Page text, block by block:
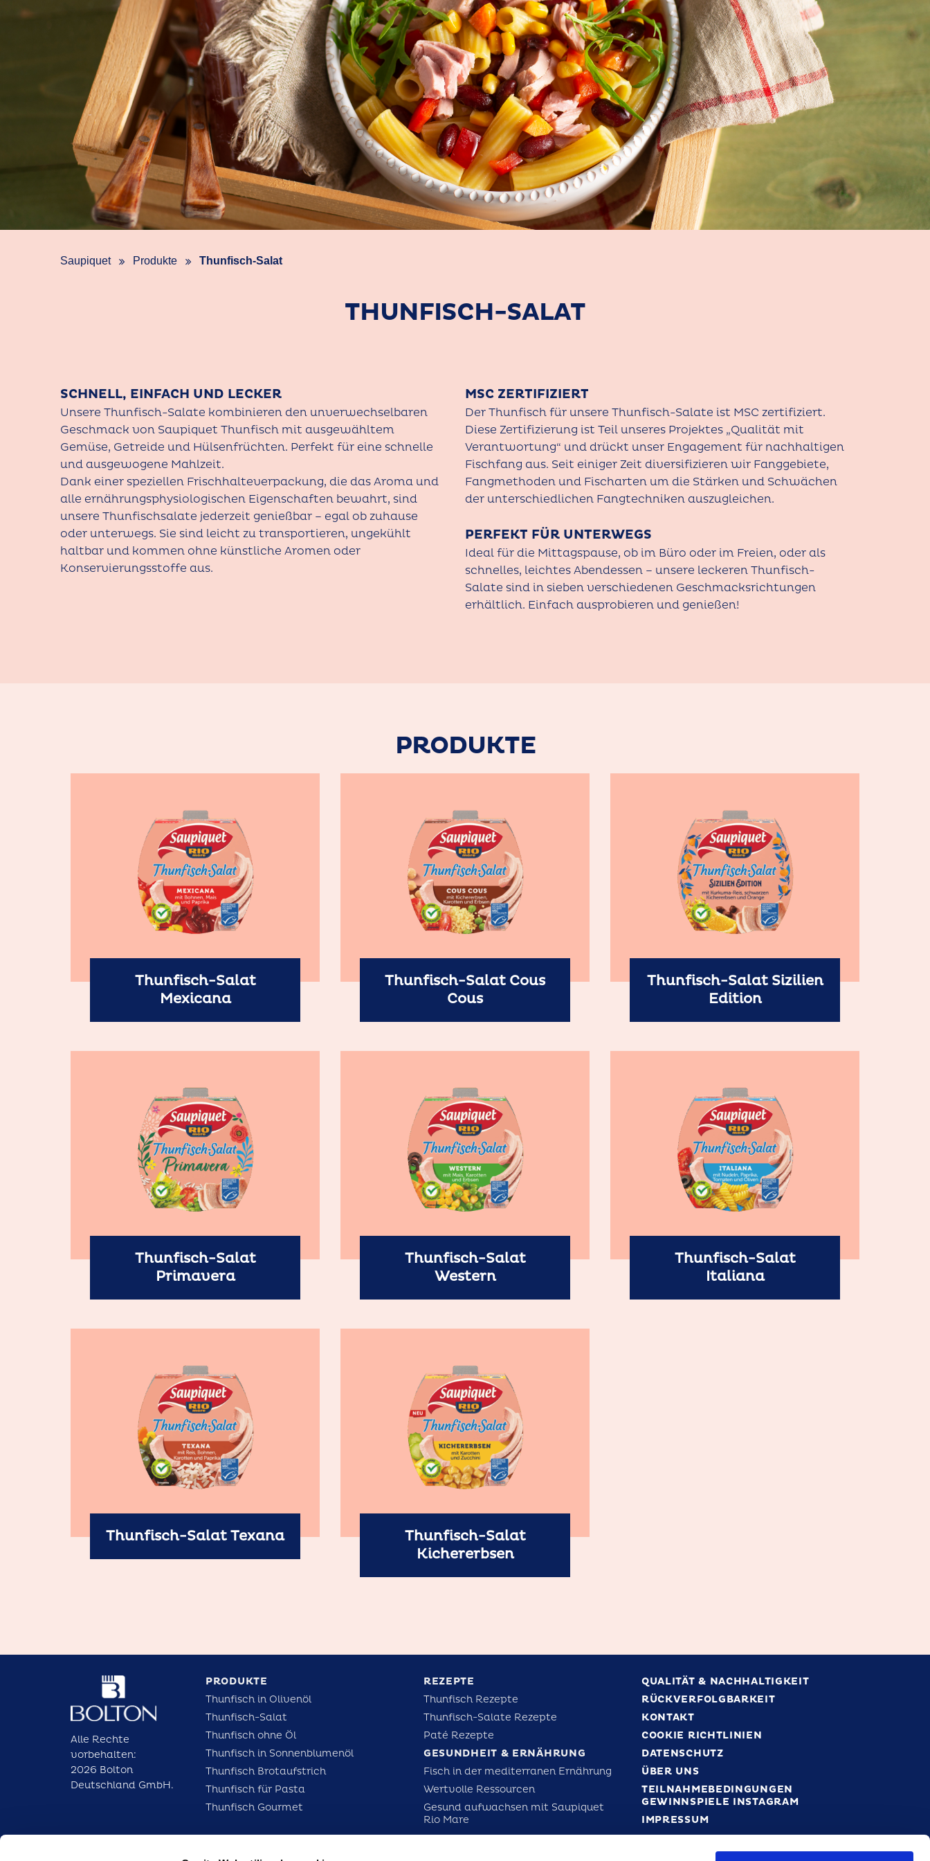
Saupiquet Produkte Thunfisch-Salat
THUNFISCH-SALAT
SCHNELL, EINFACH UND LECKER
Unsere Thunfisch-Salate kombinieren den unverwechselbaren
Geschmack von Saupiquet Thunfisch mit ausgewähltem
Gemüse, Getreide und Hülsenfrüchten. Perfekt für eine schnelle
und ausgewogene Mahlzeit.
Dank einer speziellen Frischhalteverpackung, die das Aroma und
alle ernährungsphysiologischen Eigenschaften bewahrt, sind
unsere Thunfischsalate jederzeit genießbar – egal ob zuhause
oder unterwegs. Sie sind leicht zu transportieren, ungekühlt
haltbar und kommen ohne künstliche Aromen oder
Konservierungsstoffe aus.
MSC ZERTIFIZIERT
Der Thunfisch für unsere Thunfisch-Salate ist MSC zertifiziert.
Diese Zertifizierung ist Teil unseres Projektes „Qualität mit
Verantwortung“ und drückt unser Engagement für nachhaltigen
Fischfang aus. Seit einiger Zeit diversifizieren wir Fanggebiete,
Fangmethoden und Fischarten um die Stärken und Schwächen
der unterschiedlichen Fangtechniken auszugleichen.
PERFEKT FÜR UNTERWEGS
Ideal für die Mittagspause, ob im Büro oder im Freien, oder als
schnelles, leichtes Abendessen – unsere leckeren Thunfisch-
Salate sind in sieben verschiedenen Geschmacksrichtungen
erhältlich. Einfach ausprobieren und genießen!
PRODUKTE
Thunfisch-Salat
Mexicana
Thunfisch-Salat Cous
Cous
Thunfisch-Salat Sizilien
Edition
Thunfisch-Salat
Primavera
Thunfisch-Salat
Western
Thunfisch-Salat
Italiana
Thunfisch-Salat Texana
Thunfisch-Salat
Kichererbsen
Alle Rechte
vorbehalten:
2026 Bolton
Deutschland GmbH.
PRODUKTE
Thunfisch in Olivenöl
Thunfisch-Salat
Thunfisch ohne Öl
Thunfisch in Sonnenblumenöl
Thunfisch Brotaufstrich
Thunfisch für Pasta
Thunfisch Gourmet
REZEPTE
Thunfisch Rezepte
Thunfisch-Salate Rezepte
Paté Rezepte
GESUNDHEIT & ERNÄHRUNG
Fisch in der mediterranen Ernährung
Wertvolle Ressourcen
Gesund aufwachsen mit Saupiquet
Rio Mare
QUALITÄT & NACHHALTIGKEIT
RÜCKVERFOLGBARKEIT
KONTAKT
COOKIE RICHTLINIEN
DATENSCHUTZ
ÜBER UNS
TEILNAHMEBEDINGUNGEN
GEWINNSPIELE INSTAGRAM
IMPRESSUM